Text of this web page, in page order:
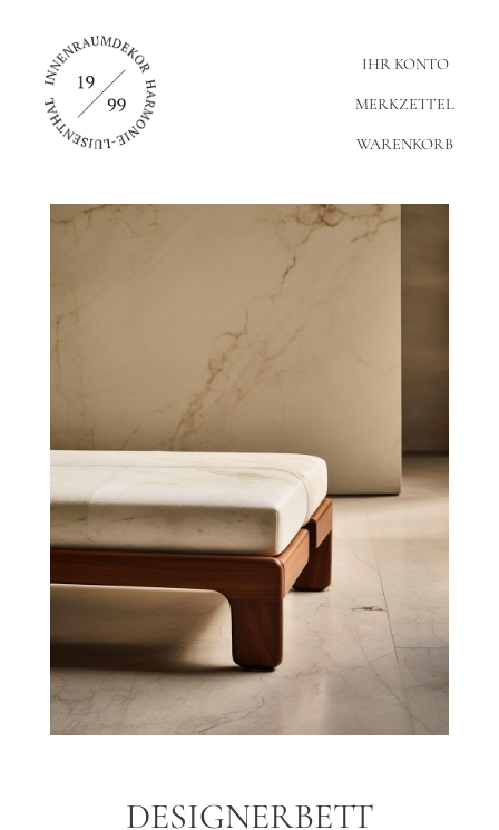
IHR KONTO
MERKZETTEL
WARENKORB
DESIGNERBETT